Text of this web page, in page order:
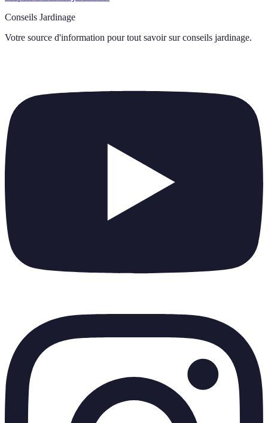
Conseils Jardinage
Votre source d'information pour tout savoir sur conseils jardinage.